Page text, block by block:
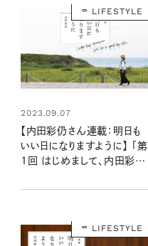
LIFESTYLE
2023.09.07
【内田彩仍さん連載：明日も
いい日になりますように】 「第
1回 はじめまして、内田彩仍
LIFESTYLE